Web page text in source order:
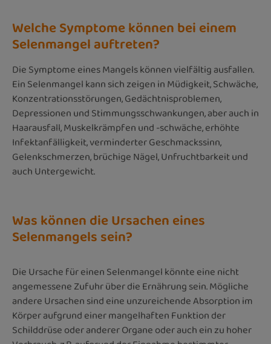
Welche Symptome können bei einem
Selenmangel auftreten?
Die Symptome eines Mangels können vielfältig ausfallen.
Ein Selenmangel kann sich zeigen in Müdigkeit, Schwäche,
Konzentrationsstörungen, Gedächtnisproblemen,
Depressionen und Stimmungsschwankungen, aber auch in
Haarausfall, Muskelkrämpfen und -schwäche, erhöhte
Infektanfälligkeit, verminderter Geschmackssinn,
Gelenkschmerzen, brüchige Nägel, Unfruchtbarkeit und
auch Untergewicht.
Was können die Ursachen eines
Selenmangels sein?
Die Ursache für einen Selenmangel könnte eine nicht
angemessene Zufuhr über die Ernährung sein. Mögliche
andere Ursachen sind eine unzureichende Absorption im
Körper aufgrund einer mangelhaften Funktion der
Schilddrüse oder anderer Organe oder auch ein zu hoher